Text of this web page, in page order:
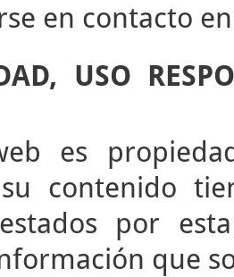
en contacto
USO
es
contenido
por
que